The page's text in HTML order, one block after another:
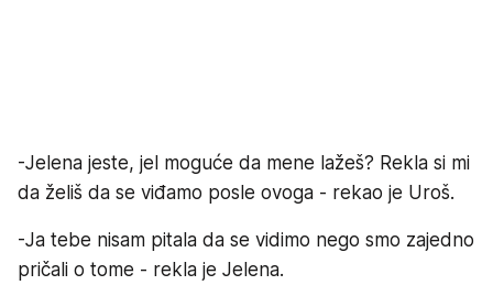
-Jelena jeste, jel moguće da mene lažeš? Rekla si mi
da želiš da se viđamo posle ovoga - rekao je Uroš.
-Ja tebe nisam pitala da se vidimo nego smo zajedno
pričali o tome - rekla je Jelena.